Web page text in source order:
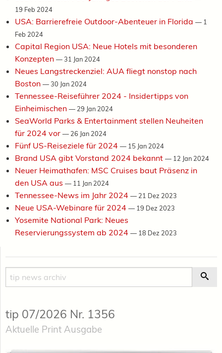
19 Feb 2024
USA: Barrierefreie Outdoor-Abenteuer in Florida — 1
Feb 2024
Capital Region USA: Neue Hotels mit besonderen
Konzepten —31 Jan 2024
Neues Langstreckenziel: AUA fliegt nonstop nach
Boston —30 Jan 2024
Tennessee-Reiseführer 2024 - Insidertipps von
Einheimischen — 29 Jan 2024
SeaWorld Parks & Entertainment stellen Neuheiten
für 2024 vor — 26 Jan 2024
Fünf US-Reiseziele für 2024 — 15 Jan 2024
Brand USA gibt Vorstand 2024 bekannt — 12 Jan 2024
Neuer Heimathafen: MSC Cruises baut Präsenz in
den USA aus — 11 Jan 2024
Tennessee-News im Jahr 2024 — 21 Dez 2023
Neue USA-Webinare für 2024 — 19 Dez 2023
Yosemite National Park: Neues
Reservierungssystem ab 2024 — 18 Dez 2023
Suche
tip 07/2026 Nr. 1356
Aktuelle Print Ausgabe